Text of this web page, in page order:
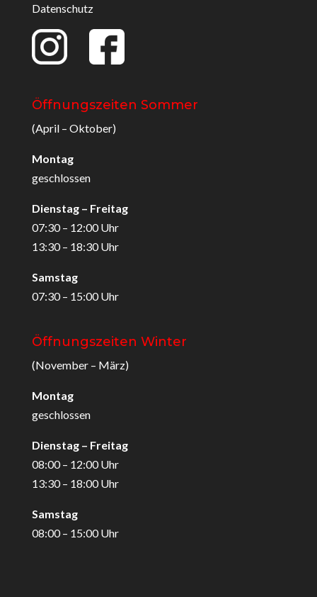
Datenschutz
Öffnungszeiten Sommer
(April – Oktober)
Montag
geschlossen
Dienstag – Freitag
07:30 – 12:00 Uhr
13:30 – 18:30 Uhr
Samstag
07:30 – 15:00 Uhr
Öffnungszeiten Winter
(November – März)
Montag
geschlossen
Dienstag – Freitag
08:00 – 12:00 Uhr
13:30 – 18:00 Uhr
Samstag
08:00 – 15:00 Uhr